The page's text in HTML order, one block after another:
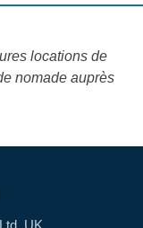
locations de
nomade auprès